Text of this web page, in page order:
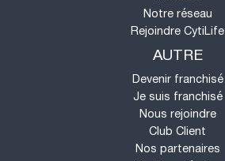
Notre réseau
Rejoindre CytiLife
AUTRE
Devenir franchisé
Je suis franchisé
Nous rejoindre
Club Client
Nos partenaires